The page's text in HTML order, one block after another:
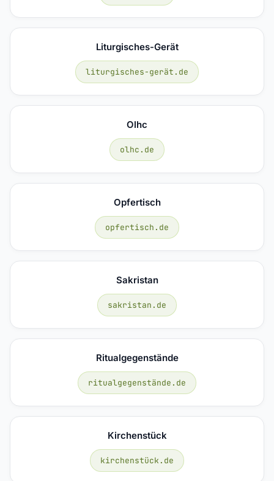
Liturgisches-Gerät
liturgisches-gerät.de
Olhc
olhc.de
Opfertisch
opfertisch.de
Sakristan
sakristan.de
Ritualgegenstände
ritualgegenstände.de
Kirchenstück
kirchenstück.de